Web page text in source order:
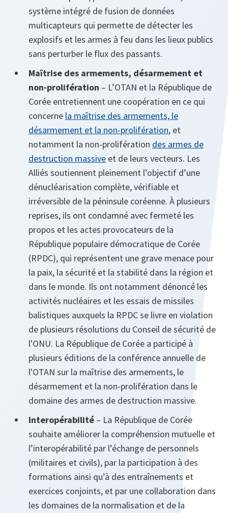
système intégré de fusion de données
multicapteurs qui permette de détecter les
explosifs et les armes à feu dans les lieux publics
sans perturber le flux des passants.
Maîtrise des armements, désarmement et
non-prolifération – L’OTAN et la République de
Corée entretiennent une coopération en ce qui
concerne la maîtrise des armements, le
désarmement et la non-prolifération, et
notamment la non-prolifération des armes de
destruction massive et de leurs vecteurs. Les
Alliés soutiennent pleinement l’objectif d’une
dénucléarisation complète, vérifiable et
irréversible de la péninsule coréenne. À plusieurs
reprises, ils ont condamné avec fermeté les
propos et les actes provocateurs de la
République populaire démocratique de Corée
(RPDC), qui représentent une grave menace pour
la paix, la sécurité et la stabilité dans la région et
dans le monde. Ils ont notamment dénoncé les
activités nucléaires et les essais de missiles
balistiques auxquels la RPDC se livre en violation
de plusieurs résolutions du Conseil de sécurité de
l'ONU. La République de Corée a participé à
plusieurs éditions de la conférence annuelle de
l'OTAN sur la maîtrise des armements, le
désarmement et la non-prolifération dans le
domaine des armes de destruction massive.
Interopérabilité – La République de Corée
souhaite améliorer la compréhension mutuelle et
l’interopérabilité par l’échange de personnels
(militaires et civils), par la participation à des
formations ainsi qu’à des entraînements et
exercices conjoints, et par une collaboration dans
les domaines de la normalisation et de la